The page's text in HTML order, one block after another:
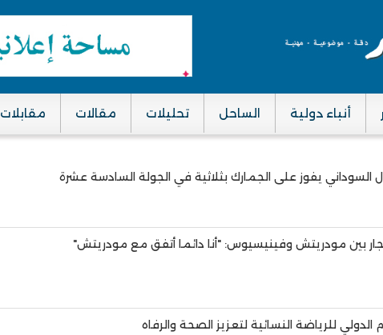
أنباء دولية الساحل تحليلات مقالات مقابلات
السوداني يفوز على الجمارك بثلاثية في الجولة السادسة عشرة
بين مودريتش وفينيسيوس: "أنا دائما أتفق مع مودريتش"
الدولي للرياضة النسائية لتعزيز الصحة والرفاه